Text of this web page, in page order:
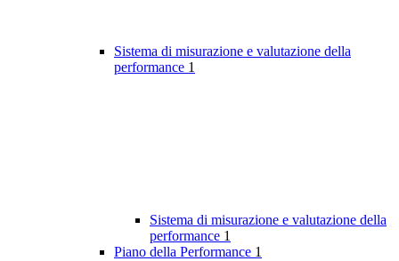
Sistema di misurazione e valutazione della
performance 1
Sistema di misurazione e valutazione della
performance 1
Piano della Performance 1